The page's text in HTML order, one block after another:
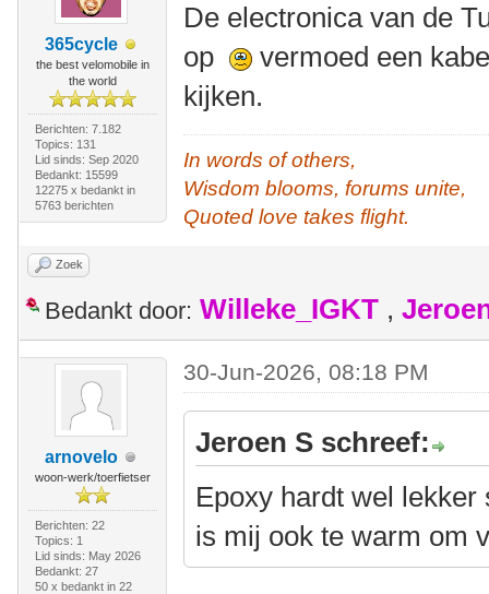
365cycle
the best velomobile in
the world
Berichten: 7.182
Topics: 131
Lid sinds: Sep 2020
Bedankt: 15599
12275 x bedankt in
5763 berichten
De electronica van de
op
vermoed een
kijken.
In words of others,
Wisdom blooms, forums unite,
Quoted love takes flight.
Zoek
Bedankt door: Willeke_IGKT ,
arnovelo
woon-werk/toerfietser
Berichten: 22
Topics: 1
Lid sinds: May 2026
Bedankt: 27
50 x bedankt in 22
30-Jun-2026, 08:18 PM
Jeroen S schreef:
Epoxy hardt wel
is mij ook te warm om